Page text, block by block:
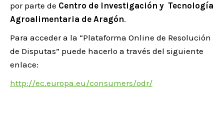
por parte de Centro de Investigación y Tecnología
Agroalimentaria de Aragón.
Para acceder a la “Plataforma Online de Resolución
de Disputas” puede hacerlo a través del siguiente
enlace:
http://ec.europa.eu/consumers/odr/